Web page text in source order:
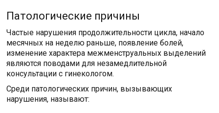
Патологические причины
Частые нарушения продолжительности цикла, начало
месячных на неделю раньше, появление болей,
изменение характера межменструальных выделений
являются поводами для незамедлительной
консультации с гинекологом.
Среди патологических причин, вызывающих
нарушения, называют: